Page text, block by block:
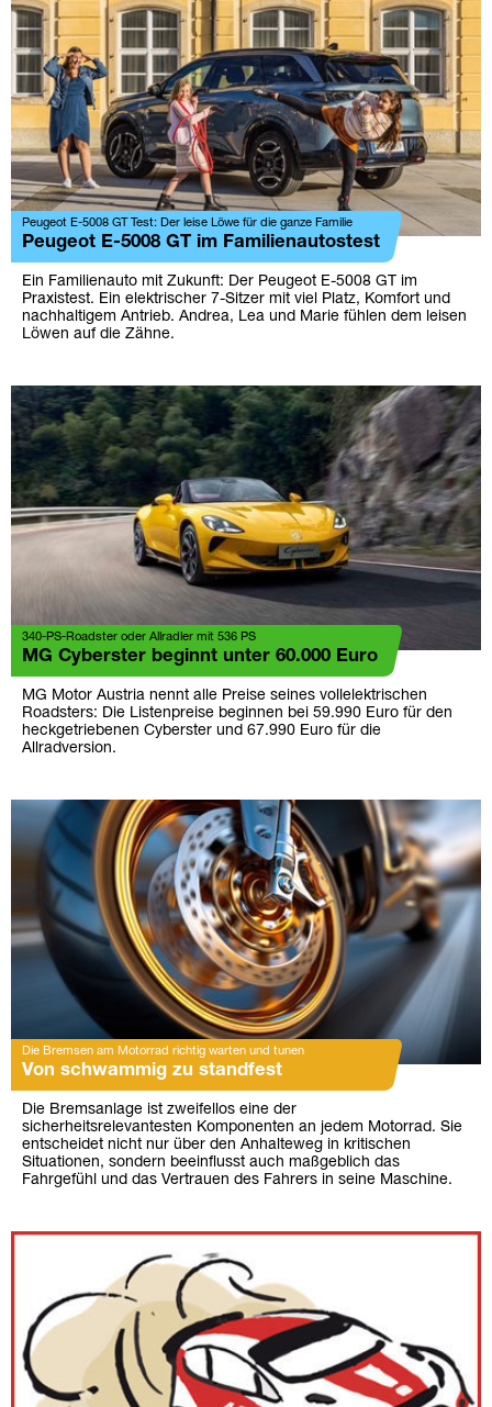
Peugeot E-5008 GT Test: Der leise Löwe für die ganze Familie
Peugeot E-5008 GT im Familienautostest
Ein Familienauto mit Zukunft: Der Peugeot E-5008 GT im
Praxistest. Ein elektrischer 7-Sitzer mit viel Platz, Komfort und
nachhaltigem Antrieb. Andrea, Lea und Marie fühlen dem leisen
Löwen auf die Zähne.
340-PS-Roadster oder Allradler mit 536 PS
MG Cyberster beginnt unter 60.000 Euro
MG Motor Austria nennt alle Preise seines vollelektrischen
Roadsters: Die Listenpreise beginnen bei 59.990 Euro für den
heckgetriebenen Cyberster und 67.990 Euro für die
Allradversion.
Die Bremsen am Motorrad richtig warten und tunen
Von schwammig zu standfest
Die Bremsanlage ist zweifellos eine der
sicherheitsrelevantesten Komponenten an jedem Motorrad. Sie
entscheidet nicht nur über den Anhalteweg in kritischen
Situationen, sondern beeinflusst auch maßgeblich das
Fahrgefühl und das Vertrauen des Fahrers in seine Maschine.